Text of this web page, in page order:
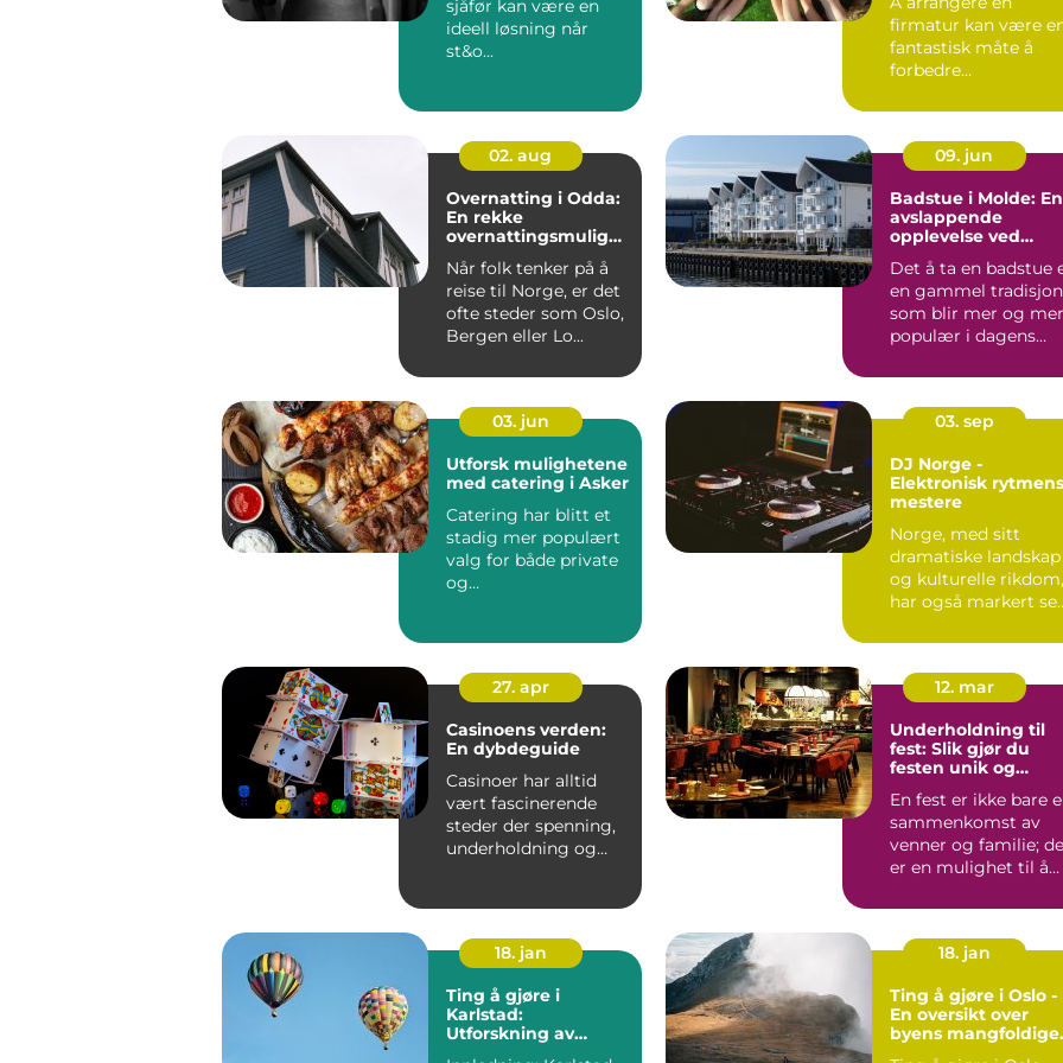
sjåfør kan være en
ideell løsning når
st&o...
firmatur kan være
fantastisk måte å
forbedre
02. aug
Overnatting i Odda:
En rekke
overnattingsmuligh
Når folk tenker på å
reise til Norge, er det
ofte steder som Oslo,
Bergen eller Lo...
09. jun
Badstue i Molde: En
avslappende
opplevelse ved
Det å ta en badstue
en gammel tradisjon
som blir mer og mer
populær i dagens
03. jun
Utforsk mulighetene
med catering i Asker
Catering har blitt et
stadig mer populært
valg for både private
og
03. sep
DJ Norge -
Elektronisk rytmens
mestere
Norge, med sitt
dramatiske landskap
og kulturelle rikdom,
har også markert
27. apr
Casinoens verden:
En dybdeguide
Casinoer har alltid
vært fascinerende
steder der spenning,
underholdning og
12. mar
Underholdning til
fest: Slik gjør du
festen unik og
En fest er ikke bare
sammenkomst av
venner og familie;
er en mulighet til å
18. jan
Ting å gjøre i
Karlstad:
Utforskning av
18. jan
Ting å gjøre i Oslo -
En oversikt over
byens mangfoldige